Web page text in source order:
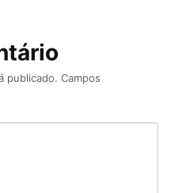
publicado. Campos